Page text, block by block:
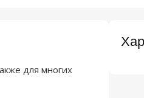
для многих